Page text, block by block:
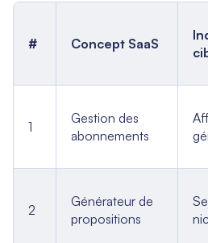
# Concept SaaS
1
Gestion des
abonnements
2
Générateur de
propositions